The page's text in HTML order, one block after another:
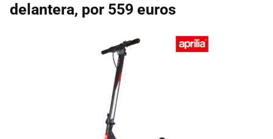
delantera, por 559 euros